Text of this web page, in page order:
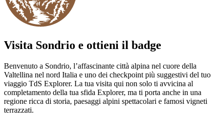
Visita Sondrio e ottieni il badge
Benvenuto a Sondrio, l’affascinante città alpina nel cuore della
Valtellina nel nord Italia e uno dei checkpoint più suggestivi del tuo
viaggio TdS Explorer. La tua visita qui non solo ti avvicina al
completamento della tua sfida Explorer, ma ti porta anche in una
regione ricca di storia, paesaggi alpini spettacolari e famosi vigneti
terrazzati.